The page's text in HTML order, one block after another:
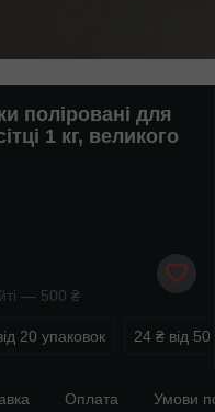
поліровані для
1 кг, великого
— 500 ₴
20 упаковок 24 ₴ від
Оплата Умови